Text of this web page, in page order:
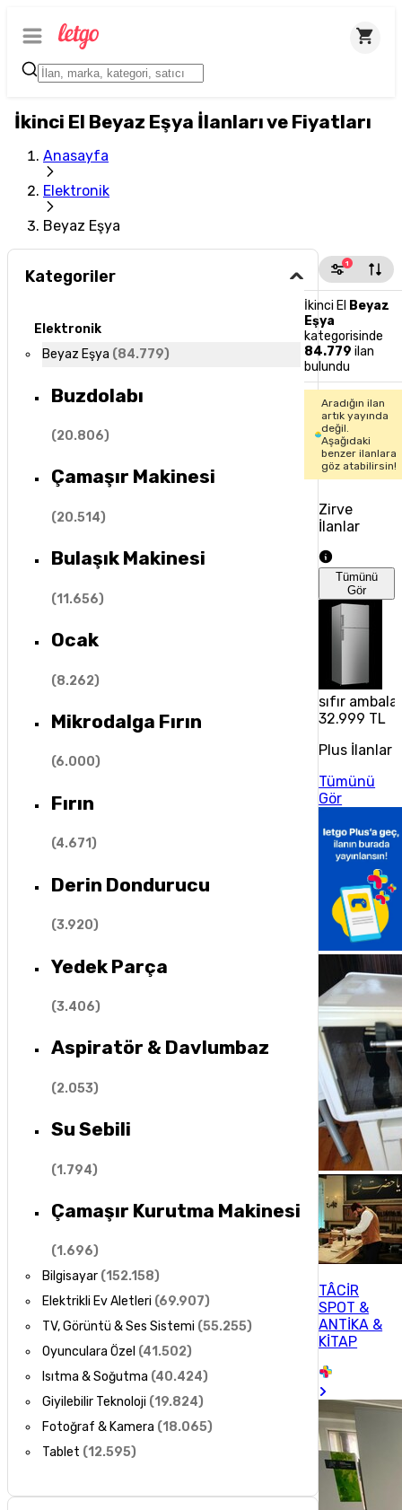
İkinci El Beyaz Eşya İlanları ve Fiyatları
Anasayfa
Elektronik
Beyaz Eşya
Kategoriler
Elektronik
Beyaz Eşya (84.779)
Buzdolabı
(20.806)
Çamaşır Makinesi
(20.514)
Bulaşık Makinesi
(11.656)
Ocak
(8.262)
Mikrodalga Fırın
(6.000)
Fırın
(4.671)
Derin Dondurucu
(3.920)
Yedek Parça
(3.406)
Aspiratör & Davlumbaz
(2.053)
Su Sebili
(1.794)
Çamaşır Kurutma Makinesi
(1.696)
Bilgisayar (152.158)
Elektrikli Ev Aletleri (69.907)
TV, Görüntü & Ses Sistemi (55.255)
Oyunculara Özel (41.502)
Isıtma & Soğutma (40.424)
Giyilebilir Teknoloji (19.824)
Fotoğraf & Kamera (18.065)
Tablet (12.595)
1
İkinci El Beyaz
Eşya
kategorisinde
84.779 ilan
bulundu
Aradığın ilan
artık yayında
değil.
Aşağıdaki
benzer ilanlara
göz atabilirsin!
Zirve
İlanlar
Tümünü
Gör
sıfır
32.999 TL
Plus İlanlar
Tümünü
Gör
TÂCİR
SPOT &
ANTİKA &
KİTAP